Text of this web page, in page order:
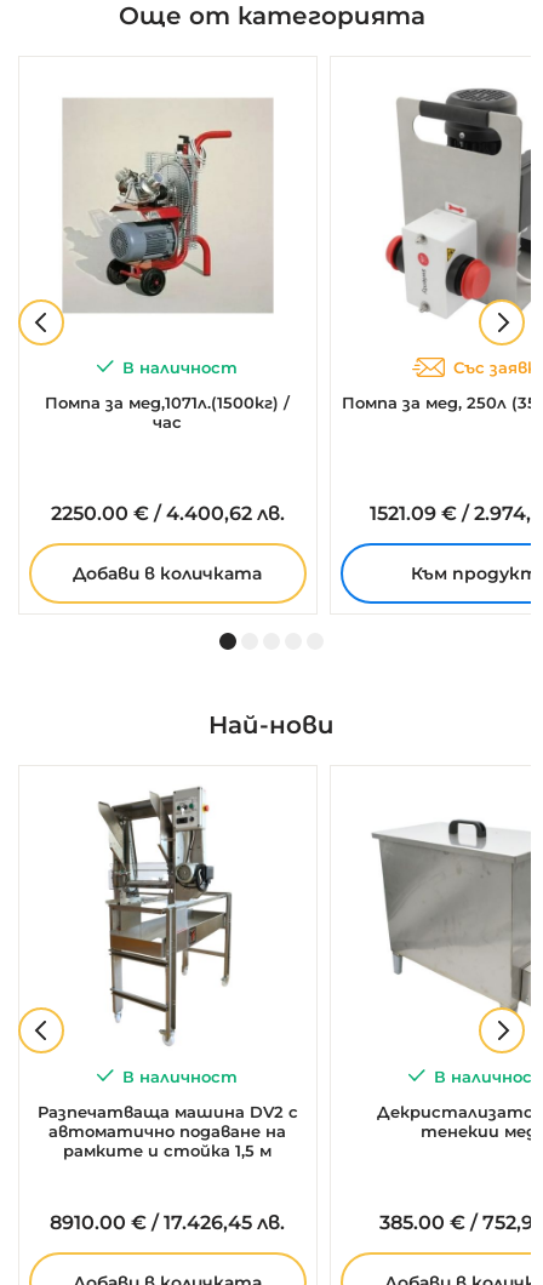
Още от категорията
В наличност
Помпа за мед,1071л.(1500кг) /
час
2250.00 €/4.400,62 лв.
Добави в количката
Със
Помпа за мед, 250л
1521.09 € /
Към
Най-нови
В наличност
Разпечатваща машина DV2 с
автоматично подаване на
рамките и стойка 1,5 м
8910.00 € /17.426,45 лв.
В
Декристализатор
тенекии мед
385.00 € /